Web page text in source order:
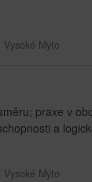
Vysoké Mýto
praxe v
a
Vysoké Mýto